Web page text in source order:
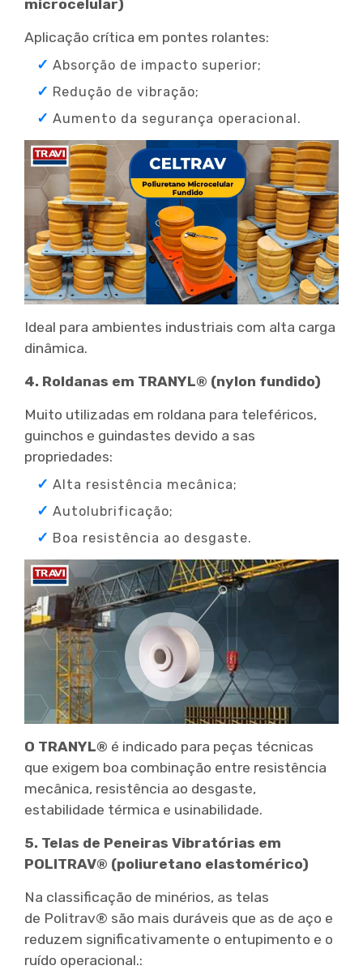
microcelular)
Aplicação crítica em pontes rolantes:
Absorção de impacto superior;
Redução de vibração;
Aumento da segurança operacional.
Ideal para ambientes industriais com alta carga
dinâmica.
4. Roldanas em TRANYL® (nylon fundido)
Muito utilizadas em roldana para teleféricos,
guinchos e guindastes devido a sas
propriedades:
Alta resistência mecânica;
Autolubrificação;
Boa resistência ao desgaste.
O TRANYL® é indicado para peças técnicas
que exigem boa combinação entre resistência
mecânica, resistência ao desgaste,
estabilidade térmica e usinabilidade.
5. Telas de Peneiras Vibratórias em
POLITRAV® (poliuretano elastomérico)
Na classificação de minérios, as telas
de Politrav® são mais duráveis que as de aço e
reduzem significativamente o entupimento e o
ruído operacional.: